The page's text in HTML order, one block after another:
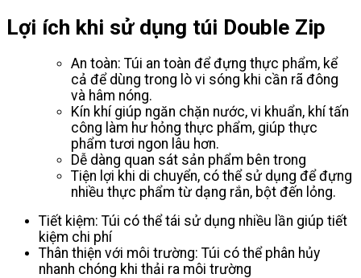
Lợi ích khi sử dụng túi Double Zip
An toàn: Túi an toàn để đựng thực phẩm, kể
cả để dùng trong lò vi sóng khi cần rã đông
và hâm nóng.
Kín khí giúp ngăn chặn nước, vi khuẩn, khí tấn
công làm hư hỏng thực phẩm, giúp thực
phẩm tươi ngon lâu hơn.
Dễ dàng quan sát sản phẩm bên trong
Tiện lợi khi di chuyển, có thể sử dụng để đựng
nhiều thực phẩm từ dạng rắn, bột đến lỏng.
Tiết kiệm: Túi có thể tái sử dụng nhiều lần giúp tiết
kiệm chi phí
Thân thiện với môi trường: Túi có thể phân hủy
nhanh chóng khi thải ra môi trường